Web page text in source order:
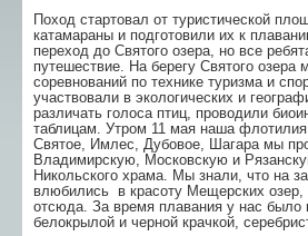
Поход стартовал от туристической
катамараны и подготовили их к
переход до Святого озера, но все
путешествие. На берегу Святого
соревнований по технике туризма и
участвовали в экологических и
различать голоса птиц, проводили
таблицам. Утром 11 мая наша
Святое, Имлес, Дубовое, Шагара мы
Владимирскую, Московскую и
Никольского храма. Мы знали, что на
влюбились в красоту Мещерских
отсюда. За время плавания у нас было
белокрылой и черной крачкой,